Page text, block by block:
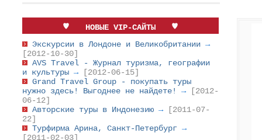
НОВЫЕ VIP-САЙТЫ
Экскурсии в Лондоне и Великобритании →
[2012-10-30]
AVS Travel - Журнал туризма, географии
и культуры →
[2012-06-15]
Grand Travel Group - покупать туры
нужно здесь! Выгоднее не найдете! →
[2012-
06-12]
Авторские туры в Индонезию →
[2011-07-
22]
Турфирма Арина, Санкт-Петербург →
[2011-02-03]